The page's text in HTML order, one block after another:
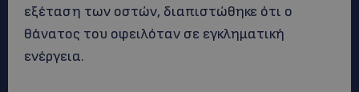
εξέταση των οστών, διαπιστώθηκε ότι ο
θάνατος του οφειλόταν σε εγκληματική
ενέργεια.